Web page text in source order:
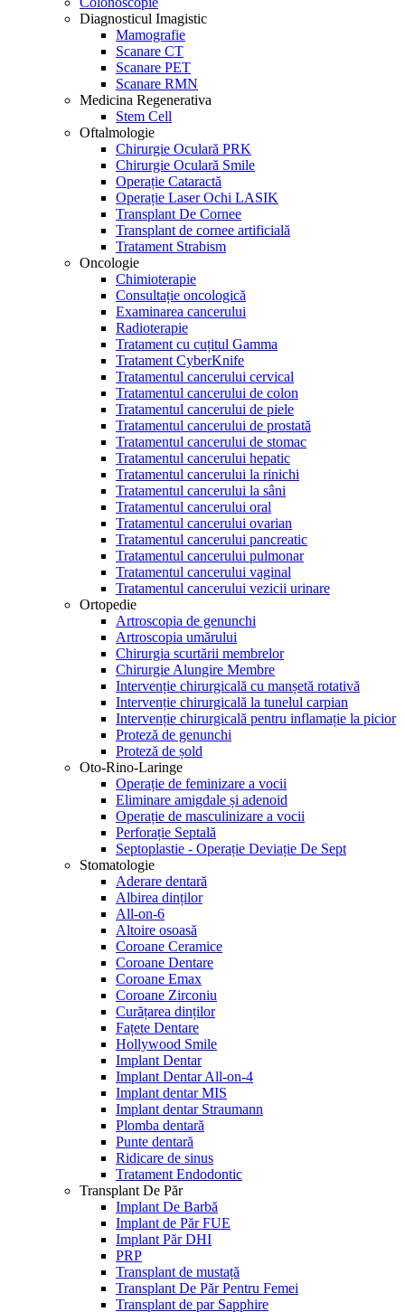
Diagnosticul Imagistic
Mamografie
Scanare CT
Scanare PET
Scanare RMN
Medicina Regenerativa
Stem Cell
Oftalmologie
Chirurgie Oculară PRK
Chirurgie Oculară Smile
Operație Cataractă
Operație Laser Ochi LASIK
Transplant De Cornee
Transplant de cornee artificială
Tratament Strabism
Oncologie
Chimioterapie
Consultație oncologică
Examinarea cancerului
Radioterapie
Tratament cu cuțitul Gamma
Tratament CyberKnife
Tratamentul cancerului cervical
Tratamentul cancerului de colon
Tratamentul cancerului de piele
Tratamentul cancerului de prostată
Tratamentul cancerului de stomac
Tratamentul cancerului hepatic
Tratamentul cancerului la rinichi
Tratamentul cancerului la sâni
Tratamentul cancerului oral
Tratamentul cancerului ovarian
Tratamentul cancerului pancreatic
Tratamentul cancerului pulmonar
Tratamentul cancerului vaginal
Tratamentul cancerului vezicii urinare
Ortopedie
Artroscopia de genunchi
Artroscopia umărului
Chirurgia scurtării membrelor
Chirurgie Alungire Membre
Intervenție chirurgicală cu manșetă rotativă
Intervenție chirurgicală la tunelul carpian
Intervenție chirurgicală pentru inflamație la picior
Proteză de genunchi
Proteză de șold
Oto-Rino-Laringe
Operație de feminizare a vocii
Eliminare amigdale și adenoid
Operație de masculinizare a vocii
Perforație Septală
Septoplastie - Operație Deviație De Sept
Stomatologie
Aderare dentară
Albirea dinților
All-on-6
Altoire osoasă
Coroane Ceramice
Coroane Dentare
Coroane Emax
Coroane Zirconiu
Curățarea dinților
Fațete Dentare
Hollywood Smile
Implant Dentar
Implant Dentar All-on-4
Implant dentar MIS
Implant dentar Straumann
Plomba dentară
Punte dentară
Ridicare de sinus
Tratament Endodontic
Transplant De Păr
Implant De Barbă
Implant de Păr FUE
Implant Păr DHI
PRP
Transplant de mustață
Transplant De Păr Pentru Femei
Transplant de par Sapphire